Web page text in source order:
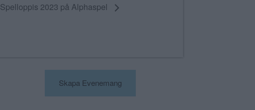
Spelloppis 2023 på Alphaspel
Skapa Evenemang